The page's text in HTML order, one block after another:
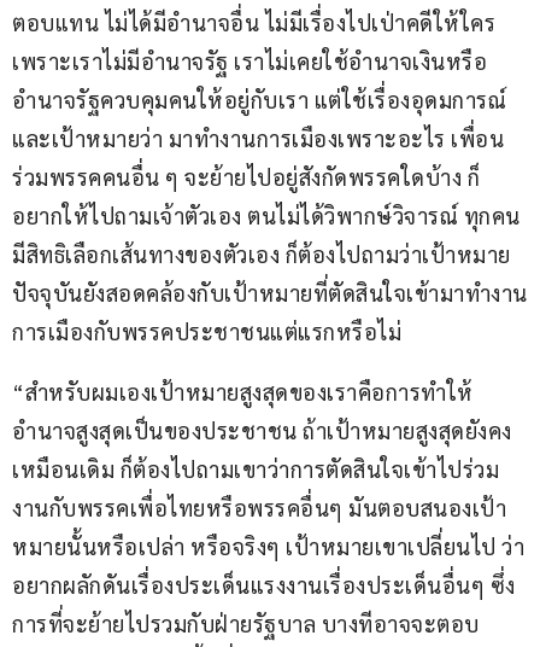
ตอบแทน ไม่ได้มีอำนาจอื่น ไม่มีเรื่องไปเป่าคดีให้ใคร
เพราะเราไม่มีอำนาจรัฐ เราไม่เคยใช้อำนาจเงินหรือ
อำนาจรัฐควบคุมคนให้อยู่กับเรา แต่ใช้เรื่องอุดมการณ์
และเป้าหมายว่า มาทำงานการเมืองเพราะอะไร เพื่อน
ร่วมพรรคคนอื่น ๆ จะย้ายไปอยู่สังกัดพรรคใดบ้าง ก็
อยากให้ไปถามเจ้าตัวเอง ตนไม่ได้วิพากษ์วิจารณ์ ทุกคน
มีสิทธิเลือกเส้นทางของตัวเอง ก็ต้องไปถามว่าเป้าหมาย
ปัจจุบันยังสอดคล้องกับเป้าหมายที่ตัดสินใจเข้ามาทำงาน
การเมืองกับพรรคประชาชนแต่แรกหรือไม่
“สำหรับผมเองเป้าหมายสูงสุดของเราคือการทำให้
อำนาจสูงสุดเป็นของประชาชน ถ้าเป้าหมายสูงสุดยังคง
เหมือนเดิม ก็ต้องไปถามเขาว่าการตัดสินใจเข้าไปร่วม
งานกับพรรคเพื่อไทยหรือพรรคอื่นๆ มันตอบสนองเป้า
หมายนั้นหรือเปล่า หรือจริงๆ เป้าหมายเขาเปลี่ยนไป ว่า
อยากผลักดันเรื่องประเด็นแรงงานเรื่องประเด็นอื่นๆ ซึ่ง
การที่จะย้ายไปรวมกับฝ่ายรัฐบาล บางทีอาจจะตอบ